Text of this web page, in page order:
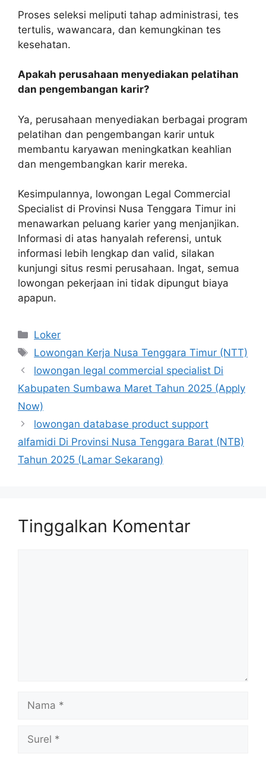
Proses seleksi meliputi tahap administrasi, tes
tertulis, wawancara, dan kemungkinan tes
kesehatan.
Apakah perusahaan menyediakan pelatihan
dan pengembangan karir?
Ya, perusahaan menyediakan berbagai program
pelatihan dan pengembangan karir untuk
membantu karyawan meningkatkan keahlian
dan mengembangkan karir mereka.
Kesimpulannya, lowongan Legal Commercial
Specialist di Provinsi Nusa Tenggara Timur ini
menawarkan peluang karier yang menjanjikan.
Informasi di atas hanyalah referensi, untuk
informasi lebih lengkap dan valid, silakan
kunjungi situs resmi perusahaan. Ingat, semua
lowongan pekerjaan ini tidak dipungut biaya
apapun.
Kategori
Loker
Tag
Lowongan Kerja Nusa Tenggara Timur (NTT)
lowongan legal commercial specialist Di
Kabupaten Sumbawa Maret Tahun 2025 (Apply
Now)
lowongan database product support
alfamidi Di Provinsi Nusa Tenggara Barat (NTB)
Tahun 2025 (Lamar Sekarang)
Tinggalkan Komentar
Nama
Surel